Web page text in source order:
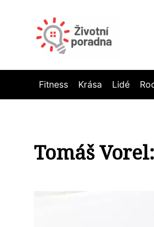
Fitness Krása Lidé
Tomáš